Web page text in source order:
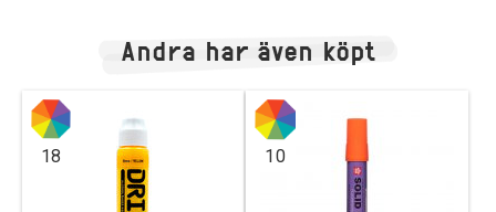
Andra har även köpt
18 10